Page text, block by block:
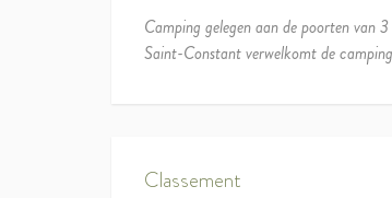
Camping gelegen aan de poorten van
Saint-Constant verwelkomt de
Classement